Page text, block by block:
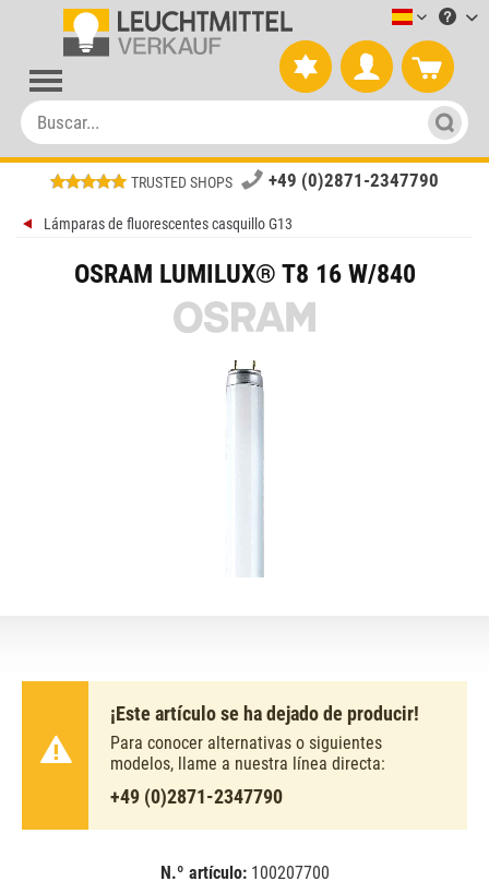
TRUSTED SHOPS +49 (0)2871-2347790
Lámparas de fluorescentes casquillo G13
OSRAM LUMILUX® T8 16 W/840
¡Este artículo se ha dejado de producir!
Para conocer alternativas o siguientes
modelos, llame a nuestra línea directa:
+49 (0)2871-2347790
N.º artículo: 100207700